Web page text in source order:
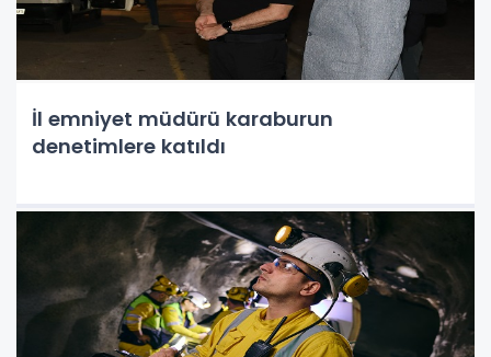
İl emniyet müdürü karaburun
denetimlere katıldı